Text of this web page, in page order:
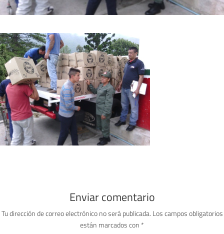
Enviar comentario
Tu dirección de correo electrónico no será publicada. Los campos obligatorios
están marcados con *